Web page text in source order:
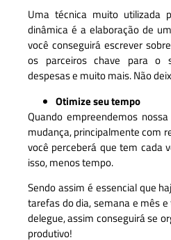
Uma técnica muito utilizada
dinâmica é a elaboração de um
você conseguirá escrever
os parceiros chave para o
despesas e muito mais. Não
Otimize seu tempo
Quando empreendemos
mudança, principalmente com
você perceberá que tem cada
isso, menos tempo.
Sendo assim é essencial que
tarefas do dia, semana e mês
delegue, assim conseguirá se
produtivo!